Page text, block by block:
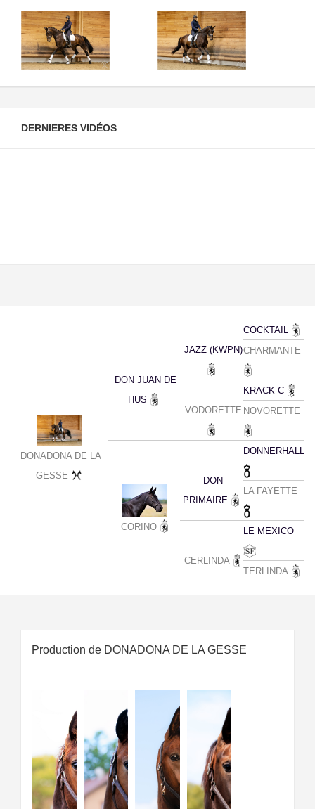
DERNIERES VIDÉOS
DONADONA DE LA
GESSE
DON JUAN DE
HUS
JAZZ (KWPN)
COCKTAIL
CHARMANTE
VODORETTE
KRACK C
NOVORETTE
CORINO
DON
PRIMAIRE
DONNERHALL
LA FAYETTE
CERLINDA
LE MEXICO
TERLINDA
Production de DONADONA DE LA GESSE